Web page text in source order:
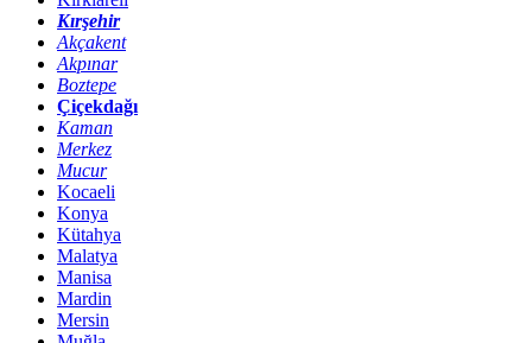
Kırşehir
Akçakent
Akpınar
Boztepe
Çiçekdağı
Kaman
Merkez
Mucur
Kocaeli
Konya
Kütahya
Malatya
Manisa
Mardin
Mersin